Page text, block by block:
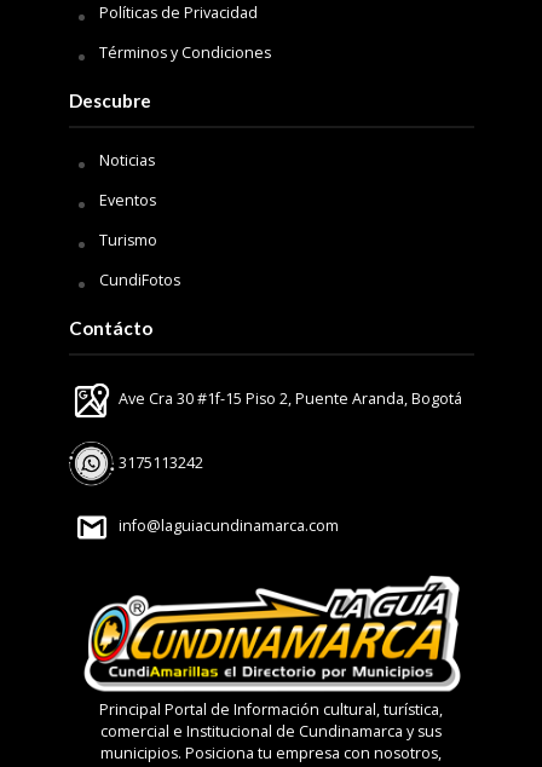
Políticas de Privacidad
Términos y Condiciones
Descubre
Noticias
Eventos
Turismo
CundiFotos
Contácto
Ave Cra 30 #1f-15 Piso 2, Puente Aranda, Bogotá
3175113242
info@laguiacundinamarca.com
Principal Portal de Información cultural, turística,
comercial e Institucional de Cundinamarca y sus
municipios. Posiciona tu empresa con nosotros,